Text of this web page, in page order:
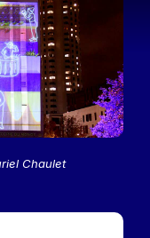
Chaulet